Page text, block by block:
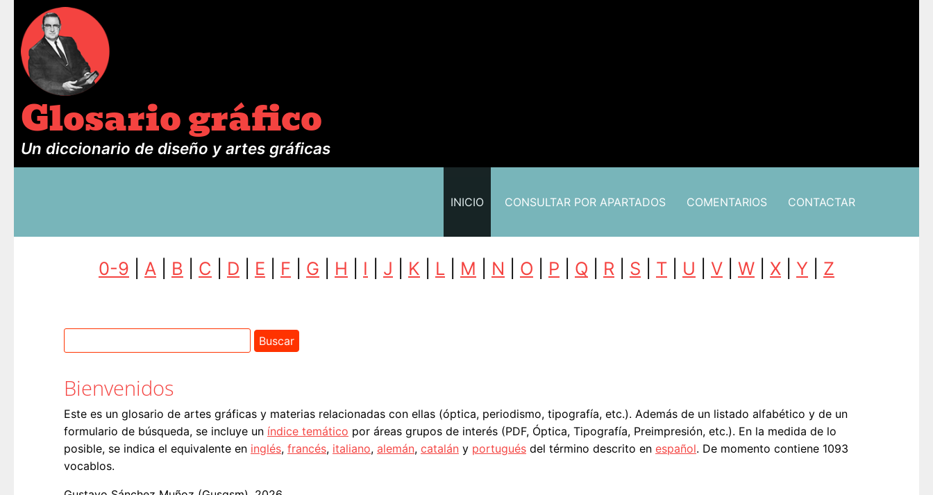
Glosario gráfico
Un diccionario de diseño y artes gráficas
INICIO CONSULTAR POR APARTADOS COMENTARIOS CONTACTAR
0-9 A B C D E F G H I J K L M N O P Q R S T U V W X Y Z
Bienvenidos
Este es un glosario de artes gráficas y materias relacionadas con ellas (óptica, periodismo, tipografía, etc.). Además de un listado alfabético y de un
formulario de búsqueda, se incluye un índice temático por áreas grupos de interés (PDF, Óptica, Tipografía, Preimpresión, etc.). En la medida de lo
posible, se indica el equivalente en inglés, francés, italiano, alemán, catalán y portugués del término descrito en español. De momento contiene 1093
vocablos.